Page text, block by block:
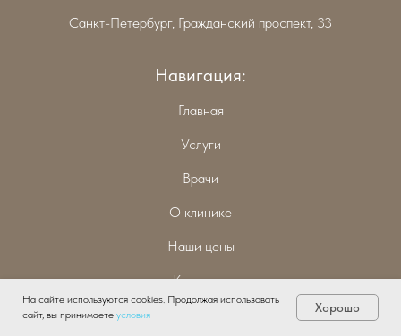
Санкт-Петербург, Гражданский проспект, 33
Главная
Услуги
Врачи
О клинике
Наши цены
Контакты
Навигация:
На сайте используются cookies. Продолжая использовать
сайт, вы принимаете условия
Хорошо